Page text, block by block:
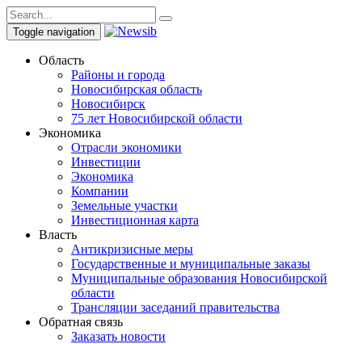
Toggle navigation
Область
Районы и города
Новосибирская область
Новосибирск
75 лет Новосибирской области
Экономика
Отрасли экономики
Инвестиции
Экономика
Компании
Земельные участки
Инвестиционная карта
Власть
Антикризисные меры
Государственные и муниципальные заказы
Муниципальные образования Новосибирской
области
Трансляции заседаний правительства
Обратная связь
Заказать новости